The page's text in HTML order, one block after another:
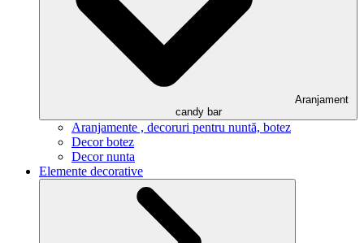
Aranjament
candy bar
Aranjamente , decoruri pentru nuntă, botez
Decor botez
Decor nunta
Elemente decorative